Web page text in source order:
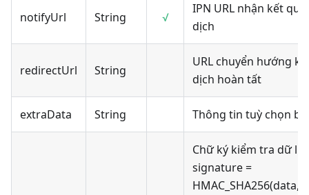
notifyUrl String √
IPN URL nhận kết
dịch
redirectUrl String
URL chuyển hướng
dịch hoàn tất
extraData String Thông tin tuỳ chọn
Chữ ký kiểm tra dữ
signature =
HMAC_SHA256(data,